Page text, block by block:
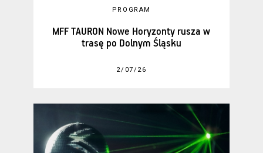
PROGRAM
MFF TAURON Nowe Horyzonty rusza w
trasę po Dolnym Śląsku
2/07/26